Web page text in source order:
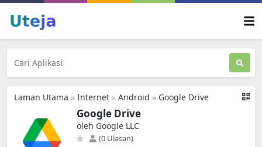
Laman Utama » Internet » Android » Google Drive
Google Drive
oleh Google LLC
(0 Ulasan)